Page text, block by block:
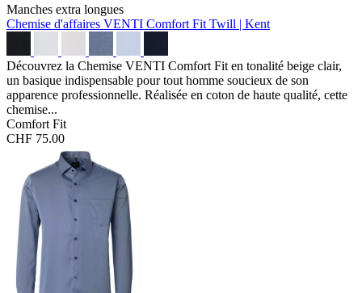
Manches extra longues
Chemise d'affaires VENTI Comfort Fit Twill | Kent
Découvrez la Chemise VENTI Comfort Fit en tonalité beige clair,
un basique indispensable pour tout homme soucieux de son
apparence professionnelle. Réalisée en coton de haute qualité, cette
chemise...
Comfort Fit
CHF 75.00